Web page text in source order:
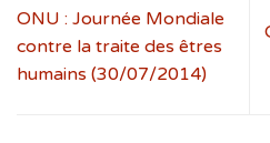
ONU : Journée Mondiale
contre la traite des êtres
humains (30/07/2014)